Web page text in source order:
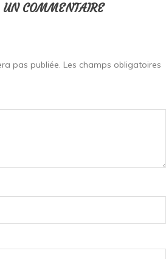
UN COMMENTAIRE
pas publiée. Les champs obligatoires